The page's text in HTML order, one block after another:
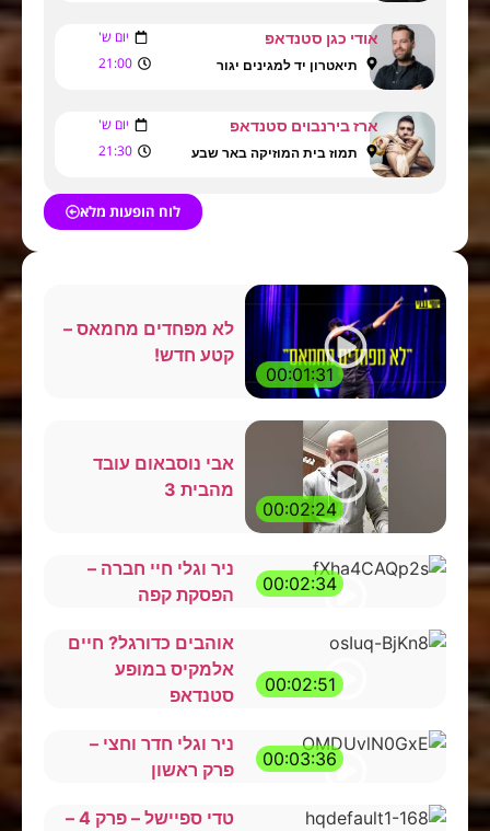
אודי כגן סטנדאפ יום ש'
תיאטרון יד למגינים יגור 21:00
ארז בירנבוים סטנדאפ יום ש'
תמוז בית המוזיקה באר שבע 21:30
לוח הופעות מלא
00:01:31
לא מפחדים מחמאס –
קטע חדש!
00:02:24
אבי נוסבאום עובד
מהבית 3
00:02:34
ניר וגלי חיי חברה –
הפסקת קפה
00:02:51
אוהבים כדורגל? חיים
אלמקיס במופע
סטנדאפ
00:03:36
ניר וגלי חדר וחצי –
פרק ראשון
טדי ספיישל – פרק 4 –